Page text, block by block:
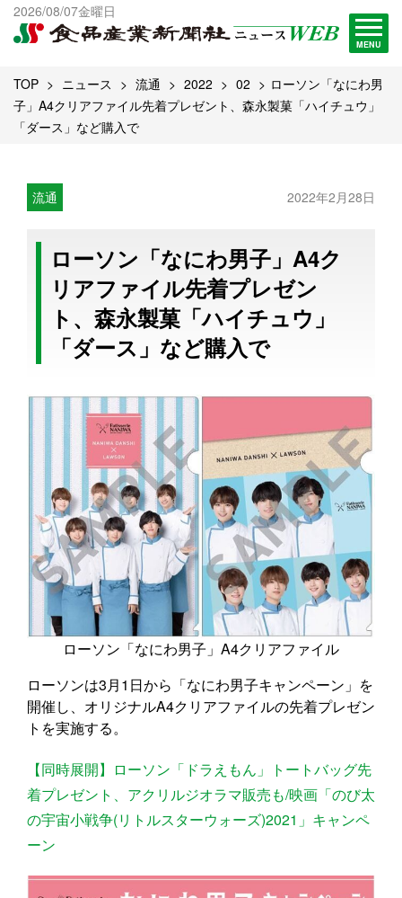
2026/08/07金曜日
MENU
出版物一覧へ
試読・購読申し込み
TOP ニュース 流通 2022 02
ローソン「なにわ男
子」A4クリアファイル先着プレゼント、森永製菓「ハイチュウ」
「ダース」など購入で
流通 2022年2月28日
ローソン「なにわ男子」A4ク
リアファイル先着プレゼン
ト、森永製菓「ハイチュウ」
「ダース」など購入で
ローソン「なにわ男子」A4クリアファイル
ローソンは3月1日から「なにわ男子キャンペーン」を
開催し、オリジナルA4クリアファイルの先着プレゼン
トを実施する。
【同時展開】ローソン「ドラえもん」トートバッグ先
着プレゼント、アクリルジオラマ販売も/映画「のび太
の宇宙小戦争(リトルスターウォーズ)2021」キャンペ
ーン